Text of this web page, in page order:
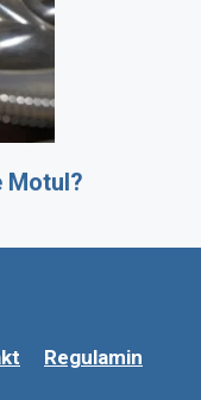
Motul?
Regulamin